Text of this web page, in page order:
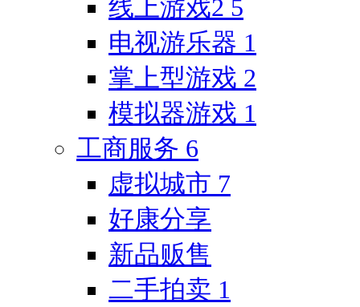
线上游戏2 5
电视游乐器 1
掌上型游戏 2
模拟器游戏 1
工商服务 6
虚拟城市 7
好康分享
新品贩售
二手拍卖 1